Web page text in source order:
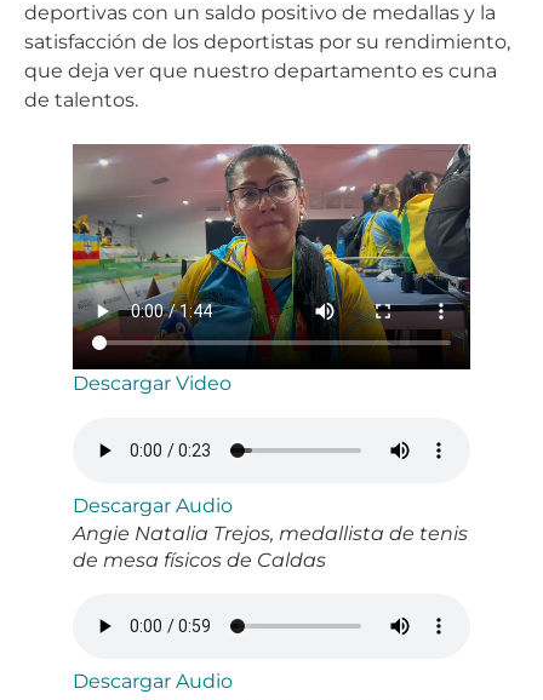
deportivas con un saldo positivo de medallas y la
satisfacción de los deportistas por su rendimiento,
que deja ver que nuestro departamento es cuna
de talentos.
Descargar Video
Descargar Audio
Angie Natalia Trejos, medallista de tenis
de mesa físicos de Caldas
Descargar Audio